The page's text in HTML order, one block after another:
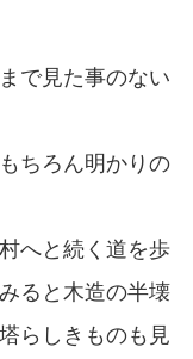
で見た事のない
ちろん明かりの
へと続く道を歩
ると木造の半壊
らしきものも見